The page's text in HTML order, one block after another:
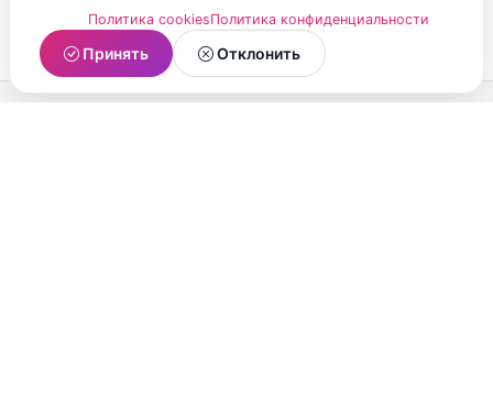
Политика cookiesПолитика конфиденциальности
Принять Отклонить